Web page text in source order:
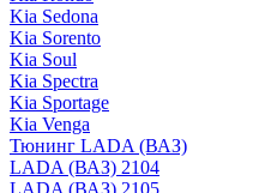
Kia Sedona
Kia Sorento
Kia Soul
Kia Spectra
Kia Sportage
Kia Venga
Тюнинг LADA (ВАЗ)
LADA (ВАЗ) 2104
LADA (ВАЗ) 2105